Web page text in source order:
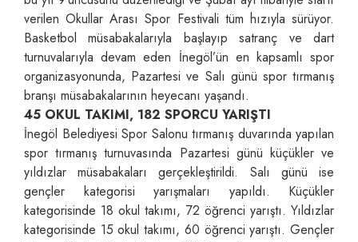
verilen Okullar Arası Spor Festivali tüm hızıyla sürüyor.
Basketbol müsabakalarıyla başlayıp satranç ve dart
turnuvalarıyla devam eden İnegöl’ün en kapsamlı spor
organizasyonunda, Pazartesi ve Salı günü spor tırmanış
branşı müsabakalarının heyecanı yaşandı.
45 OKUL TAKIMI, 182 SPORCU YARIŞTI
İnegöl Belediyesi Spor Salonu tırmanış duvarında yapılan
spor tırmanış turnuvasında Pazartesi günü küçükler ve
yıldızlar müsabakaları gerçekleştirildi. Salı günü ise
gençler kategorisi yarışmaları yapıldı. Küçükler
kategorisinde 18 okul takımı, 72 öğrenci yarıştı. Yıldızlar
kategorisinde 15 okul takımı, 60 öğrenci yarıştı. Gençler